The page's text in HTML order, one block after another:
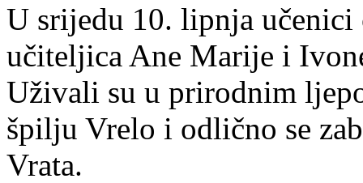
U srijedu 10. lipnja
učiteljica Ane Marije i
Uživali su u prirodnim
špilju Vrelo i odlično se
Vrata.